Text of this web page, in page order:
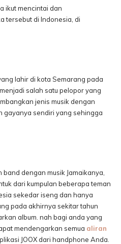
ikut mencintai dan
tersebut di Indonesia, di
lahir di kota Semarang pada
salah satu pelopor yang
jenis musik dengan
gayanya sendiri yang sehingga
dengan musik Jamaikanya,
dari kumpulan beberapa teman
sekedar iseng dan hanya
pada akhirnya sekitar tahun
album. nah bagi anda yang
mendengarkan semua aliran
JOOX dari handphone Anda.